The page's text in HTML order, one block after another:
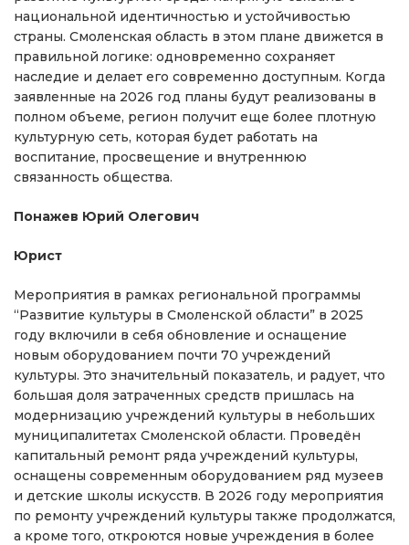
национальной идентичностью и устойчивостью
страны. Смоленская область в этом плане движется в
правильной логике: одновременно сохраняет
наследие и делает его современно доступным. Когда
заявленные на 2026 год планы будут реализованы в
полном объеме, регион получит еще более плотную
культурную сеть, которая будет работать на
воспитание, просвещение и внутреннюю
связанность общества.
Понажев Юрий Олегович
Юрист
Мероприятия в рамках региональной программы
“Развитие культуры в Смоленской области” в 2025
году включили в себя обновление и оснащение
новым оборудованием почти 70 учреждений
культуры. Это значительный показатель, и радует, что
большая доля затраченных средств пришлась на
модернизацию учреждений культуры в небольших
муниципалитетах Смоленской области. Проведён
капитальный ремонт ряда учреждений культуры,
оснащены современным оборудованием ряд музеев
и детские школы искусств. В 2026 году мероприятия
по ремонту учреждений культуры также продолжатся,
а кроме того, откроются новые учреждения в более